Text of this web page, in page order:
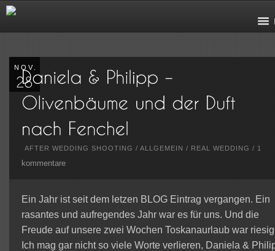
NOV.
AFTER WEDDING SHOOTING / ALLGEMEIN / REAL WEDDING / 1
kommentare
Ein Jahr ist seit dem letzen BLOG Eintrag vergangen. Ein
rasantes und aufregendes Jahr war es für uns. Und die
Freude auf unsere zwei Wochen Toskanaurlaub war
Ich mag gar nicht so viele Worte verlieren, Daniela &